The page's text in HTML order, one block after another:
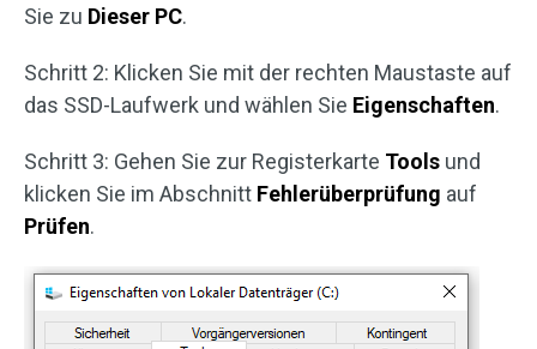
Sie zu Dieser PC.
Schritt 2: Klicken Sie mit der rechten Maustaste auf
das SSD-Laufwerk und wählen Sie Eigenschaften.
Schritt 3: Gehen Sie zur Registerkarte Tools und
klicken Sie im Abschnitt Fehlerüberprüfung auf
Prüfen.